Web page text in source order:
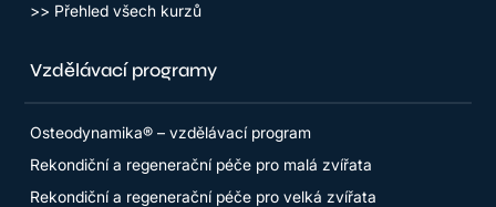
>> Přehled všech kurzů
Vzdělávací programy
Osteodynamika® – vzdělávací program
Rekondiční a regenerační péče pro malá zvířata
Rekondiční a regenerační péče pro velká zvířata